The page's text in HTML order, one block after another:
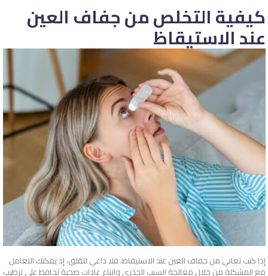
كيفية التخلص من جفاف العين
عند الاستيقاظ
إذا كنت تعاني من جفاف العين عند الاستيقاظ، فلا داعي للقلق، إذ يمكنك التعامل
مع المشكلة من خلال معالجة السبب الجذري واتباع عادات صحية تحافظ على ترطيب